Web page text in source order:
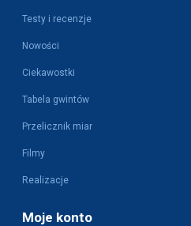
Testy i recenzje
Nowości
Ciekawostki
Tabela gwintów
Przelicznik miar
Filmy
Realizacje
Moje konto